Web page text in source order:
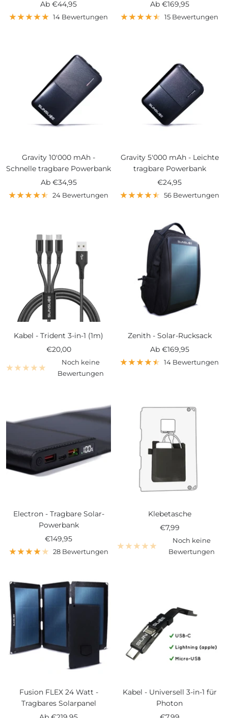
Angebotspreis
Ab €44,95
14 Bewertungen
Angebotspreis
Ab €169,95
15 Bewertungen
Gravity 10'000 mAh -
Schnelle tragbare Powerbank
Angebotspreis
Ab €34,95
24 Bewertungen
Gravity 5'000 mAh - Leichte
tragbare Powerbank
Angebotspreis
€24,95
56 Bewertungen
Kabel - Trident 3-in-1 (1m)
Angebotspreis
€20,00
Noch keine
Bewertungen
Zenith - Solar-Rucksack
Angebotspreis
Ab €169,95
14 Bewertungen
Electron - Tragbare Solar-
Powerbank
Angebotspreis
€149,95
28 Bewertungen
Klebetasche
Angebotspreis
€7,99
Noch keine
Bewertungen
Fusion FLEX 24 Watt -
Tragbares Solarpanel
Kabel - Universell 3-in-1 für
Photon